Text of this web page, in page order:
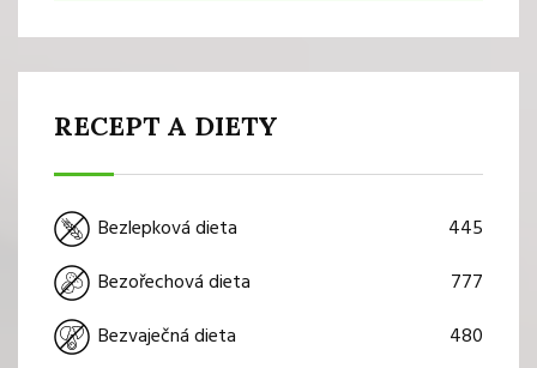
RECEPT A DIETY
Bezlepková dieta
445
Bezořechová dieta
777
Bezvaječná dieta
480